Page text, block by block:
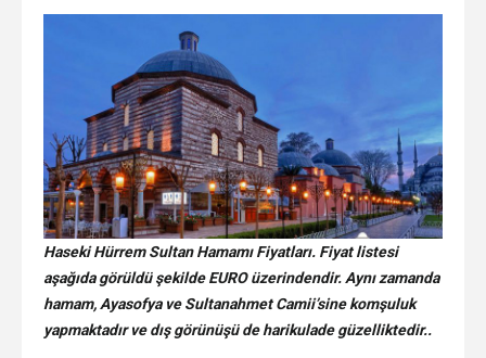
Haseki Hürrem Sultan Hamamı Fiyatları. Fiyat listesi
aşağıda görüldü şekilde EURO üzerindendir. Aynı zamanda
hamam, Ayasofya ve Sultanahmet Camii’sine komşuluk
yapmaktadır ve dış görünüşü de harikulade güzelliktedir..